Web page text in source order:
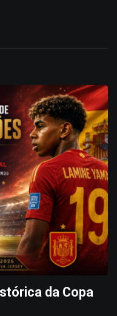
da Copa